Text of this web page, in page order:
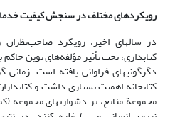
رویکردهای مختلف در سنجش کیفیت
در سالهای اخیر، رویکرد
کتابداری، تحت تأثیر مؤلفه‌های نوین
دگرگونیهای فراوانی یافته است. زمانی
کتابخانه اهمیت بسیاری داشت و
مجموعة منابع، بر دشواریهای مجموعه